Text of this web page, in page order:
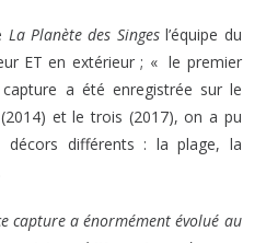
La Planète des Singesl’équipe du
ET en extérieur ; « le premier
a été enregistrée sur le
et le trois (2017), on a pu
différents : la plage, la
capture a énormément évolué au